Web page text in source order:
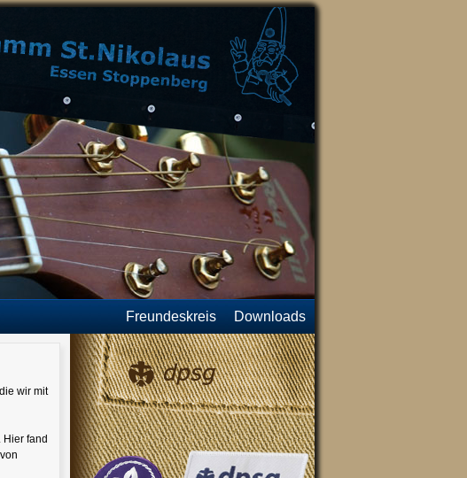
Downloads
Freundeskreis
wir mit
fand